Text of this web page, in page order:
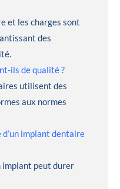
et les charges sont
des
ils de qualité ?
utilisent des
aux normes
implant dentaire
implant peut durer